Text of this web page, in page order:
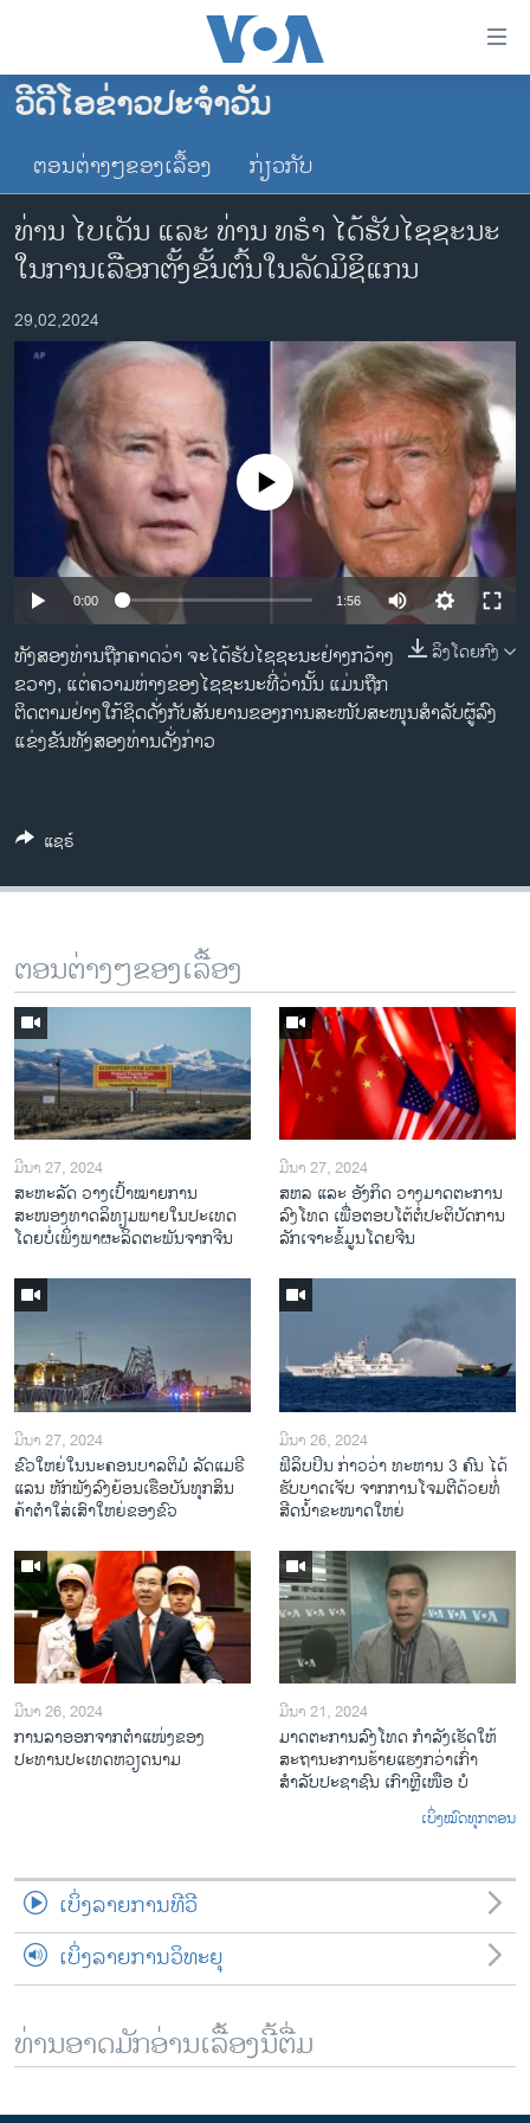
ເຂົ້າ
ຂ້າມ
ຂ້າມ
ໄປ
ຫາ
ຊອກ
ຄົ້ນ
ໂຮມເພຈ
ລາວ
ອາເມຣິກາ
ການເລືອກຕັ້ງ ປະທານາທີບໍດີ ສະຫະລັດ 2024
ໂລກ
ເອເຊຍ
ອິດສະຫຼະພາບດ້ານການຂ່າວ
ຊີວິດຊາວລາວ
ຊຸມຊົນຊາວລາວ
ວິທະຍາສາດ-ເທັກໂນໂລຈີ
ທຸລະກິດ
ພາສາອັງກິດ
ວີດີໂອ
ສຽງ
ພາສາຕ່າງໆ
ວີດີໂອຂ່າວປະຈຳວັນ
ຕອນຕ່າງໆຂອງເລື້ອງ ກ່ຽວກັບ
ທ່ານ ໄບເດັນ ແລະ ທ່ານ ທຣຳ ໄດ້ຮັບໄຊຊະນະ
ໃນການເລືອກຕັ້ງຂັ້ນຕົ້ນໃນລັດມິຊິແກນ
29,02,2024
No media source currently available
0:00 1:56
ລິງໂດຍກົງ
ທັງ​ສອງ​ທ່ານ​ຖືກ​ຄາດ​ວ່າ ​ຈະ​ໄດ້​ຮັບ​ໄຊຊະ​ນະ​ຢ່າງກວ້າງ​
ຂວາງ, ແຕ່​ຄວາມ​ຫ່າງ​ຂອງ​ໄຊ​ຊະ​ນະ​ທີ່​ວ່າ​ນັ້ນ ​ແມ່ນ​ຖືກ​
ຕິດ​ຕາມ​ຢ່າງ​ໃກ້​ຊິດ​ດັ່ງ​ກັບ​ສັນ​ຍານ​ຂອງ​ການ​ສະ​ໜັບ​ສະ​ໜຸນ​ສຳ​ລັບ​ຜູ້​ລົງ​
ແຂ່ງ​ຂັນ​ທັງ​ສອງ​ທ່ານ​ດັ່ງ​ກ່າວ
ແຊຣ໌
ຕອນຕ່າງໆຂອງເລື້ອງ
ມີນາ 27, 2024
ສະຫະລັດ ວາງເປົ້າໝາຍການ
ສະໜອງທາດລິທຽມພາຍໃນປະເທດ
ໂດຍບໍ່ເພິ່ງພາຜະລິດຕະພັນຈາກຈີນ
ມີນາ 27, 2024
ສຫລ ແລະ ອັງກິດ ວາງມາດຕະການ
ລົງໂທດ ເພື່ອຕອບໂຕ້ຕໍ່ປະຕິບັດການ
ລັກເຈາະຂໍ້ມູນໂດຍຈີນ
ມີນາ 27, 2024
ຂົວໃຫຍ່ໃນນະຄອນບາລຕິມໍ ລັດແມຣີ
ແລນ ຫັກພັງລົງຍ້ອນເຮືອບັນທຸກສິນ
ຄ້າຕໍາໃສ່ເສົາໃຫຍ່ຂອງຂົວ
ມີນາ 26, 2024
ຟິລິບປິນ ກ່າວວ່າ ທະຫານ 3 ຄົນ ໄດ້
ຮັບບາດເຈັບ ຈາກການໂຈມຕີດ້ວຍທໍ່
ສີດນໍ້າຂະໜາດໃຫຍ່
ມີນາ 26, 2024
ການລາອອກຈາກຕຳແໜ່ງຂອງ
ປະທານປະເທດຫວຽດນາມ
ມີນາ 21, 2024
ມາດຕະການລົງໂທດ ກຳລັງເຮັດໃຫ້
ສະຖານະການຮ້າຍແຮງກວ່າເກົ່າ
ສຳລັບປະຊາຊົນ ເກົາຫຼີເໜືອ ບໍ
ເບິ່ງໝົດທຸກຕອນ
ເບິ່ງລາຍການທີວີ
ເບິ່ງລາຍການວິທະຍຸ
ທ່ານອາດມັກອ່ານເລື້ອງນີ້ຕື່ມ